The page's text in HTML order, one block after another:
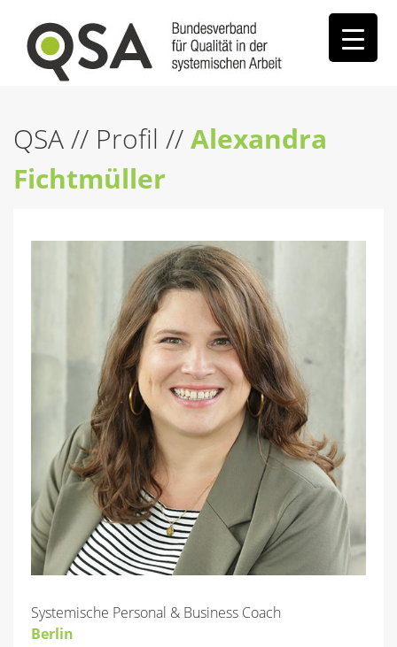
QSA// Profil //Alexandra
Fichtmüller
Systemische Personal & Business Coach
Berlin